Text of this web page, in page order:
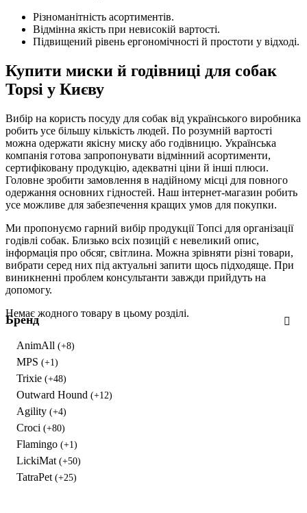
Різноманітність асортиментів.
Відмінна якість при невисокій вартості.
Підвищений рівень ергономічності й простоти у відході.
Купити миски й годівниці для собак
Topsi у Києву
Вибір на користь посуду для собак від українського виробника
робить усе більшу кількість людей. По розумній вартості
можна одержати якісну миску або годівницю. Українська
компанія готова запропонувати відмінний асортименти,
сертифіковану продукцію, адекватні ціни й інші плюси.
Головне зробити замовлення в надійному місці для повного
одержання основних гідностей. Наш інтернет-магазин робить
усе можливе для забезпечення кращих умов для покупки.
Ми пропонуємо гарний вибір продукції Топсі для організації
годівлі собак. Близько всіх позицій є невеликий опис,
інформація про обсяг, світлина. Можна зрівняти різні товари,
вибрати серед них під актуальні запити щось підходяще. При
виникненні проблем консультанти завжди прийдуть на
допомогу.
Немає жодного товару в цьому розділі.
Бренд
AnimAll (+8)
MPS (+1)
Trixie (+48)
Outward Hound (+12)
Agility (+4)
Croci (+80)
Flamingo (+1)
LickiMat (+50)
TatraPet (+25)